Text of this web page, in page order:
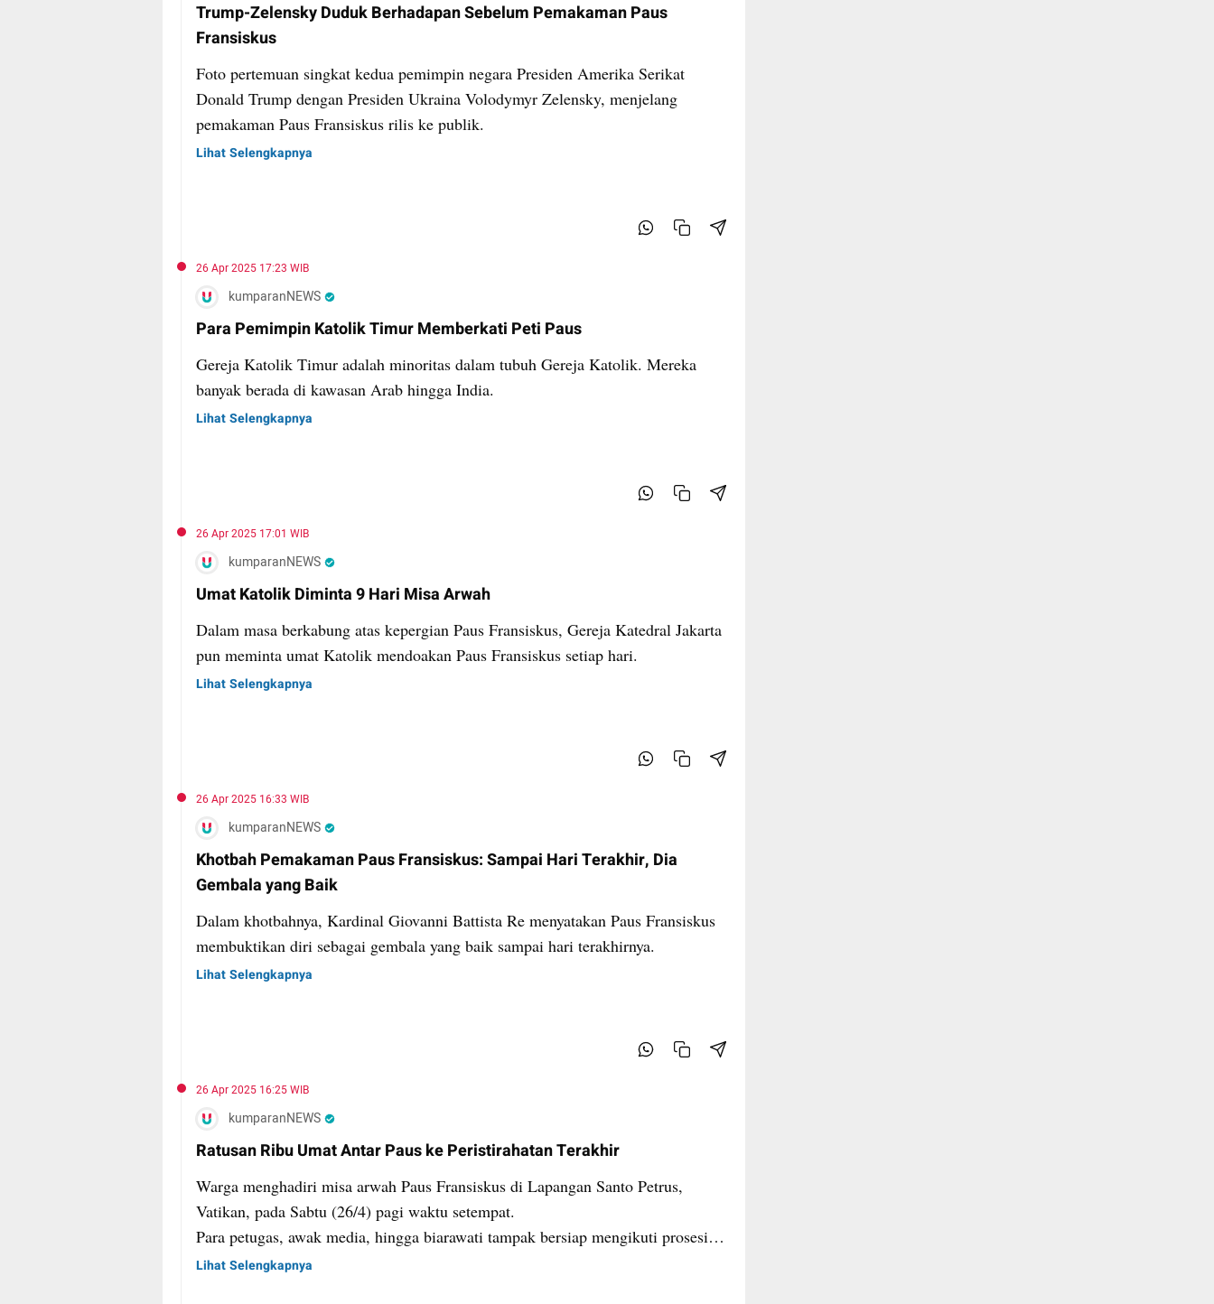
Trump-Zelensky Duduk Berhadapan Sebelum Pemakaman Paus
Fransiskus
Foto pertemuan singkat kedua pemimpin negara Presiden Amerika Serikat
Donald Trump dengan Presiden Ukraina Volodymyr Zelensky, menjelang
pemakaman Paus Fransiskus rilis ke publik.
Lihat Selengkapnya
26 Apr 2025 17:23 WIB
kumparanNEWS
Para Pemimpin Katolik Timur Memberkati Peti Paus
Gereja Katolik Timur adalah minoritas dalam tubuh Gereja Katolik. Mereka
banyak berada di kawasan Arab hingga India.
Lihat Selengkapnya
26 Apr 2025 17:01 WIB
kumparanNEWS
Umat Katolik Diminta 9 Hari Misa Arwah
Dalam masa berkabung atas kepergian Paus Fransiskus, Gereja Katedral Jakarta
pun meminta umat Katolik mendoakan Paus Fransiskus setiap hari.
Lihat Selengkapnya
26 Apr 2025 16:33 WIB
kumparanNEWS
Khotbah Pemakaman Paus Fransiskus: Sampai Hari Terakhir, Dia
Gembala yang Baik
Dalam khotbahnya, Kardinal Giovanni Battista Re menyatakan Paus Fransiskus
membuktikan diri sebagai gembala yang baik sampai hari terakhirnya.
Lihat Selengkapnya
26 Apr 2025 16:25 WIB
kumparanNEWS
Ratusan Ribu Umat Antar Paus ke Peristirahatan Terakhir
Warga menghadiri misa arwah Paus Fransiskus di Lapangan Santo Petrus,
Vatikan, pada Sabtu (26/4) pagi waktu setempat.
Para petugas, awak media, hingga biarawati tampak bersiap mengikuti prosesi.
Umat berkumpul membawa anak-anak serta spanduk mengenang Paus
Lihat Selengkapnya